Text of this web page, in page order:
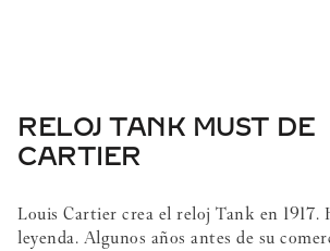
RELOJ TANK MUST DE
CARTIER
Louis Cartier crea el reloj Tank en 1917.
leyenda. Algunos años antes de su